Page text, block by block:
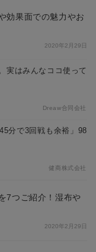
効果面での魅力やお
2020年2月29日
実はみんなココ使って
Dreaw合同会社
分で3回戦も余裕」98
健商株式会社
7つご紹介！湿布や
2020年2月29日